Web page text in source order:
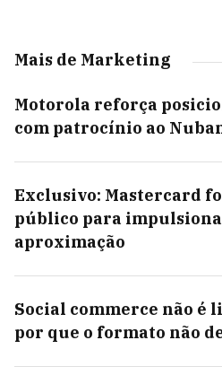
Mais de Marketing
Motorola reforça
com patrocínio ao
Exclusivo: Mastercard
público para
aproximação
Social commerce não é
por que o formato não